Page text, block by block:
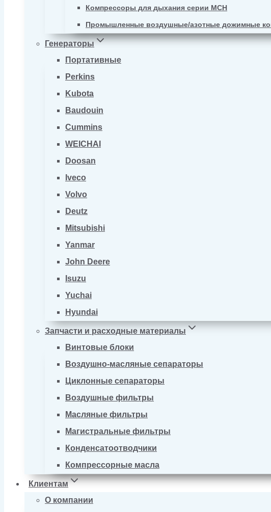
Компрессоры для дыхания серии MCH
Промышленные воздушные/азотные дожимные
Генераторы
Портативные
Perkins
Kubota
Baudouin
Cummins
WEICHAI
Doosan
Iveco
Volvo
Deutz
Mitsubishi
Yanmar
John Deere
Isuzu
Yuchai
Hyundai
Запчасти и расходные материалы
Винтовые блоки
Воздушно-масляные сепараторы
Циклонные сепараторы
Воздушные фильтры
Масляные фильтры
Магистральные фильтры
Конденсатоотводчики
Компрессорные масла
Клиентам
О компании